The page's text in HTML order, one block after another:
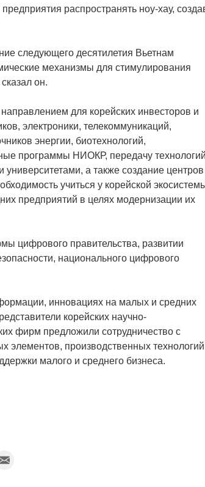
распространять ноу-хау,
следующего десятилетия Вьетнам
механизмы для стимулирования
он.
для корейских инвесторов и
электроники, телекоммуникаций,
энергии, биотехнологий,
программы НИОКР, передачу
а также создание центров
учиться у корейской
предприятий в целях модернизации их
цифрового правительства, развитии
национального цифрового
инновациях на малых и средних
корейских научно-
фирм предложили сотрудничество с
элементов, производственных
малого и среднего бизнеса.